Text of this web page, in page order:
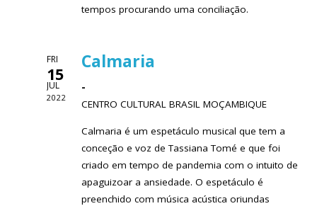
tempos procurando uma conciliação.
FRI
15
JUL
2022
Calmaria
-
CENTRO CULTURAL BRASIL MOÇAMBIQUE
Calmaria é um espetáculo musical que tem a
conceção e voz de Tassiana Tomé e que foi
criado em tempo de pandemia com o intuito de
apaguizoar a ansiedade. O espetáculo é
preenchido com música acústica oriundas